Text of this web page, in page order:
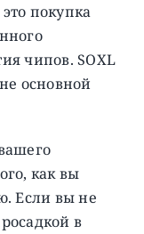
покупка
чипов. SOXL
основной
как вы
Если вы не
в